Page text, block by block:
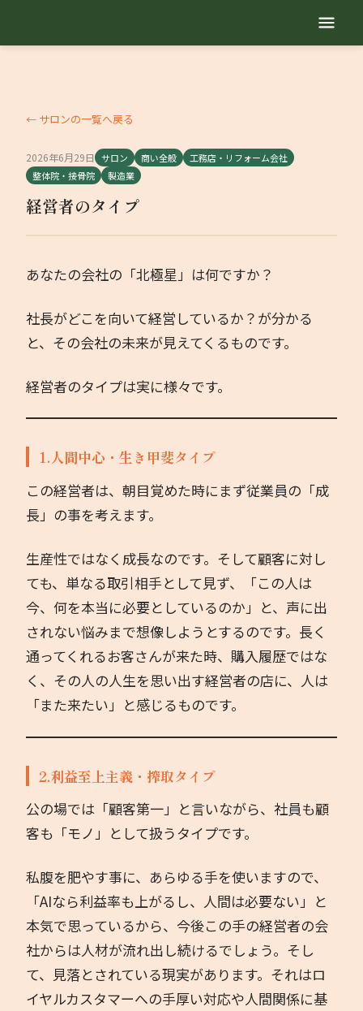
自己紹介
サービス内容
地域繁盛診断
業種別コラム
著書
お問い合わせ
← サロンの一覧へ戻る
2026年6月29日 サロン 商い全般
工務店・リフォーム会社
整体院・接骨院
製造業
経営者のタイプ
あなたの会社の「北極星」は何ですか？
社長がどこを向いて経営しているか？が分かる
と、その会社の未来が見えてくるものです。
経営者のタイプは実に様々です。
1.人間中心・生き甲斐タイプ
この経営者は、朝目覚めた時にまず従業員の「成
長」の事を考えます。
生産性ではなく成長なのです。そして顧客に対し
ても、単なる取引相手として見ず、「この人は
今、何を本当に必要としているのか」と、声に出
されない悩みまで想像しようとするのです。長く
通ってくれるお客さんが来た時、購入履歴ではな
く、その人の人生を思い出す経営者の店に、人は
「また来たい」と感じるものです。
2.利益至上主義・搾取タイプ
公の場では「顧客第一」と言いながら、社員も顧
客も「モノ」として扱うタイプです。
私腹を肥やす事に、あらゆる手を使いますので、
「AIなら利益率も上がるし、人間は必要ない」と
本気で思っているから、今後この手の経営者の会
社からは人材が流れ出し続けるでしょう。そし
て、見落とされている現実があります。それはロ
イヤルカスタマーへの手厚い対応や人間関係に基